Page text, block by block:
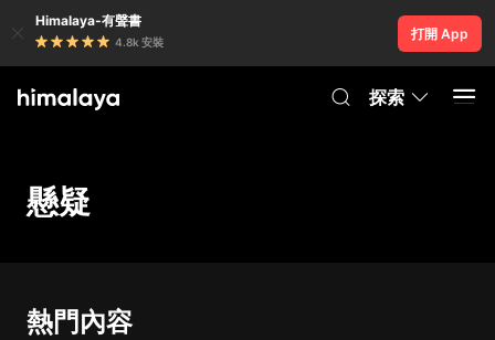
Himalaya-有聲書
4.8k 安裝
打開 App
探索
懸疑
熱門內容